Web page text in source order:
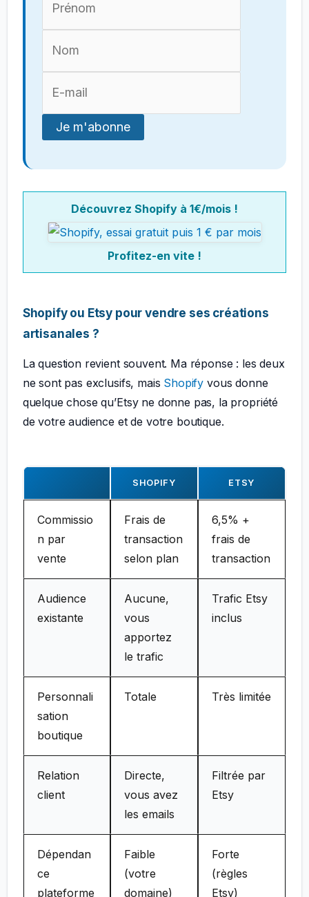
Découvrez Shopify à 1€/mois !
Profitez-en vite !
Shopify ou Etsy pour vendre ses créations
artisanales ?
La question revient souvent. Ma réponse : les deux
ne sont pas exclusifs, mais Shopify vous donne
quelque chose qu’Etsy ne donne pas, la propriété
de votre audience et de votre boutique.
SHOPIFY ETSY
Commissio
n par
vente
Frais de
transaction
selon plan
6,5% +
frais de
transaction
Audience
existante
Aucune,
vous
apportez
le trafic
Trafic Etsy
inclus
Personnali
sation
boutique
Totale Très limitée
Relation
client
Directe,
vous avez
les emails
Filtrée par
Etsy
Dépendan
ce
plateforme
Faible
(votre
domaine)
Forte
(règles
Etsy)